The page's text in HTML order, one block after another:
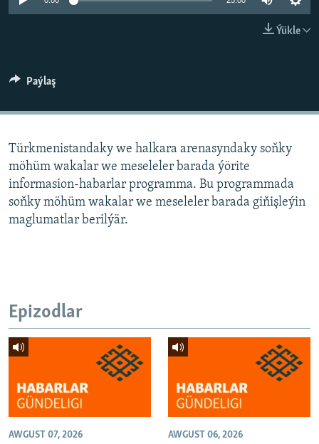
Ýükle
Paýlaş
Türkmenistandaky we halkara arenasyndaky soňky
möhüm wakalar we meseleler barada ýörite
informasion-habarlar programma. Bu programmada
soňky möhüm wakalar we meseleler barada giňişleýin
maglumatlar berilýär.
Epizodlar
AWGUST 07, 2026 AWGUST 06, 2026